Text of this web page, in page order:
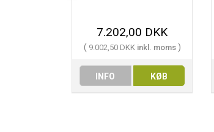
7.202,00 DKK
( 9.002,50 DKK inkl. moms )
INFO KØB